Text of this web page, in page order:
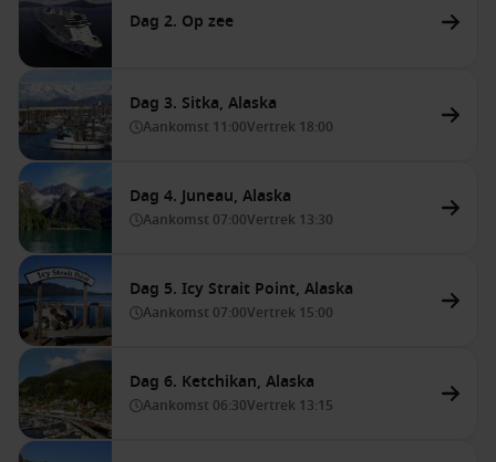
Dag 2. Op zee
Dag 3. Sitka, Alaska
Aankomst 11:00Vertrek 18:00
Dag 4. Juneau, Alaska
Aankomst 07:00Vertrek 13:30
Dag 5. Icy Strait Point, Alaska
Aankomst 07:00Vertrek 15:00
Dag 6. Ketchikan, Alaska
Aankomst 06:30Vertrek 13:15